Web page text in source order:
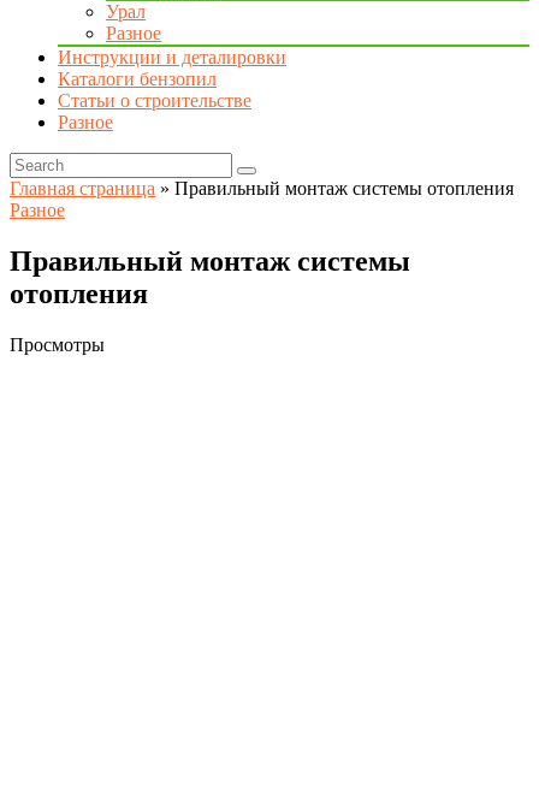
Урал
Разное
Инструкции и деталировки
Каталоги бензопил
Статьи о строительстве
Разное
Главная страница » Правильный монтаж системы отопления
Разное
Правильный монтаж системы
отопления
Просмотры